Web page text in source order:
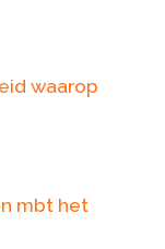
waarop
mbt het